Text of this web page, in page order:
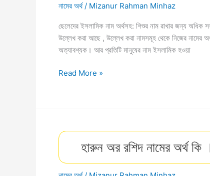
নামের অর্থ/ Mizanur Rahman Minhaz
ছেলেদের ইসলামিক নাম অর্থসহ: শিশুর নাম রাখার জন্য অধিক
উল্লেখ করা আছে , উল্লেখ করা নামসমূহ থেকে নিজের নামের
অত্যাবশ্যক। আর প্রতিটি মানুষের নাম ইসলামিক হওয়া
ছেলেদের
অর্থসহ:
নাম
জন্য
Read More »
হারুন অর রশিদ নামের অর্থ